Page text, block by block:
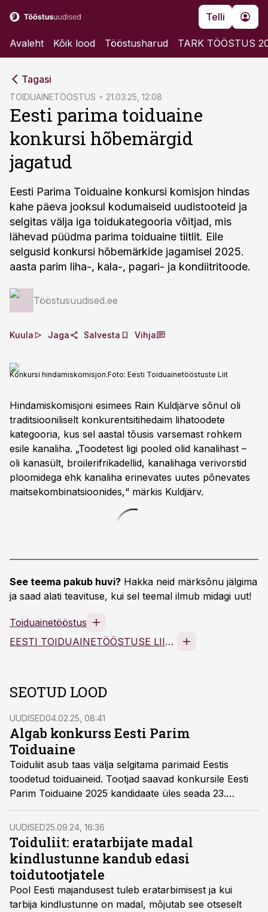
Telli
Avaleht Kõik lood Tööstusharud TARK TÖÖSTUS
Tagasi
TOIDUAINETÖÖSTUS 21.03.25, 12:08
Eesti parima toiduaine
konkursi hõbemärgid
jagatud
Eesti Parima Toiduaine konkursi komisjon hindas
kahe päeva jooksul kodumaiseid uudistooteid ja
selgitas välja iga toidukategooria võitjad, mis
lähevad püüdma parima toiduaine tiitlit. Eile
selgusid konkursi hõbemärkide jagamisel 2025.
aasta parim liha-, kala-, pagari- ja kondiitritoode.
Tööstusuudised.ee
Kuula Jaga Salvesta Vihja
Konkursi hindamiskomisjon.Foto: Eesti Toiduainetööstuste Liit
Hindamiskomisjoni esimees Rain Kuldjärve sõnul oli
traditsiooniliselt konkurentsitihedaim lihatoodete
kategooria, kus sel aastal tõusis varsemast rohkem
esile kanaliha. „Toodetest ligi pooled olid kanalihast –
oli kanasült, broilerifrikadellid, kanalihaga verivorstid
ploomidega ehk kanaliha erinevates uutes põnevates
maitsekombinatsioonides,“ märkis Kuldjärv.
See teema pakub huvi? Hakka neid märksõnu jälgima
ja saad alati teavituse, kui sel teemal ilmub midagi uut!
Toiduainetööstus
EESTI TOIDUAINETÖÖSTUSE LIIT MTÜ
SEOTUD LOOD
UUDISED04.02.25, 08:41
Algab konkurss Eesti Parim
Toiduaine
Toiduliit asub taas välja selgitama parimaid Eestis
toodetud toiduaineid. Tootjad saavad konkursile Eesti
Parim Toiduaine 2025 kandidaate üles seada 23.
veebruarini, võitjad selguvad 23. aprillil.
UUDISED25.09.24, 16:36
Toiduliit: eratarbijate madal
kindlustunne kandub edasi
toidutootjatele
Pool Eesti majandusest tuleb eratarbimisest ja kui
tarbija kindlustunne on madal, mõjutab see otseselt